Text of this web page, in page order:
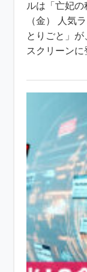
ルは「亡妃
（金） 人気
とりごと」
スクリーン